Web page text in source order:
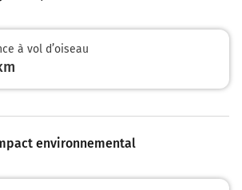
à vol d’oiseau
environnemental